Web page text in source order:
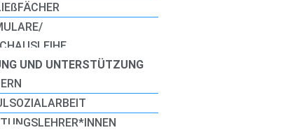
UND UNTERSTÜTZUNG